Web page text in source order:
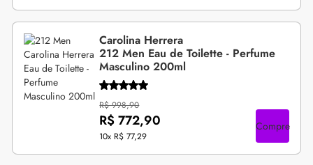
Carolina Herrera
212 Men Eau de Toilette - Perfume
Masculino 200ml
R$ 998,90
R$ 772,90
10x R$ 77,29
Compre